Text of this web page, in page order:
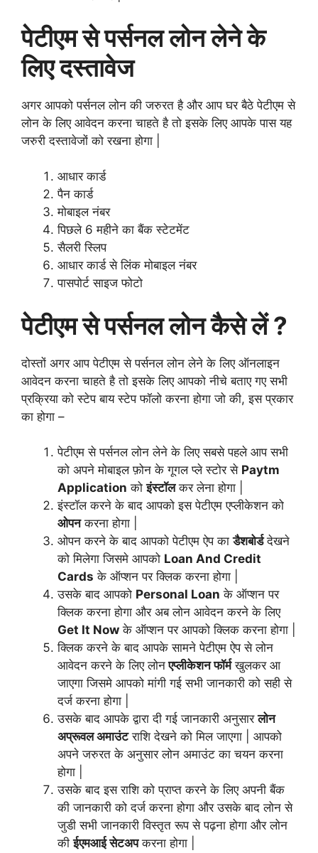
पेटीएम से पर्सनल लोनलेनेके
लिएदस्तावेज
अगर आपको पर्सनल लोन की जरुरत है और आप घर बैठे पेटीएम से
लोन के लिए आवेदन करना चाहते है तो इसके लिए आपके पास यह
जरुरी दस्तावेजों को रखना होगा |
आधार कार्ड
पैन कार्ड
मोबाइल नंबर
पिछले 6 महीने का बैंक स्टेटमेंट
सैलरी स्लिप
आधार कार्ड से लिंक मोबाइल नंबर
पासपोर्ट साइज फोटो
पेटीएम से पर्सनल लोन कैसे लें ?
दोस्तों अगर आप पेटीएम से पर्सनल लोन लेने के लिए ऑनलाइन
आवेदन करना चाहते है तो इसके लिए आपको नीचे बताए गए सभी
प्रक्रिया को स्टेप बाय स्टेप फॉलो करना होगा जो की, इस प्रकार
का होगा –
पेटीएम से पर्सनल लोन लेने के लिए सबसे पहले आप सभी
को अपने मोबाइल फ़ोन के गूगल प्ले स्टोर से Paytm
Application कोइंस्टॉलकर लेना होगा |
इंस्टॉल करने के बाद आपको इस पेटीएम एप्लीकेशन को
ओपनकरना होगा |
ओपन करने के बाद आपको पेटीएम ऐप काडैशबोर्डदेखने
को मिलेगा जिसमे आपको Loan And Credit
Cards के ऑप्शन पर क्लिक करना होगा |
उसके बाद आपको Personal Loan के ऑप्शन पर
क्लिक करना होगा और अब लोन आवेदन करने के लिए
Get It Now के ऑप्शन पर आपको क्लिक करना होगा |
क्लिक करने के बाद आपके सामने पेटीएम ऐप से लोन
आवेदन करने के लिए लोनएप्लीकेशन फॉर्मखुलकर आ
जाएगा जिसमे आपको मांगी गई सभी जानकारी को सही से
दर्ज करना होगा |
उसके बाद आपके द्वारा दी गई जानकारी अनुसारलोन
अप्रूवल अमाउंटराशि देखने को मिल जाएगा | आपको
अपने जरुरत के अनुसार लोन अमाउंट का चयन करना
होगा |
उसके बाद इस राशि को प्राप्त करने के लिए अपनी बैंक
की जानकारी को दर्ज करना होगा और उसके बाद लोन से
जुडी सभी जानकारी विस्तृत रूप से पढ़ना होगा और लोन
कीईएमआई सेटअपकरना होगा |